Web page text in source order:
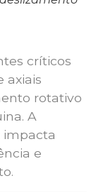
críticos
axiais
rotativo
A
impacta
e